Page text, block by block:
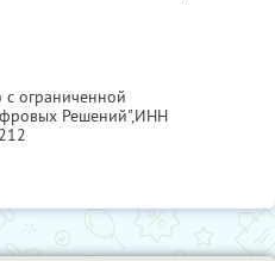
с ограниченной
Решений",ИНН